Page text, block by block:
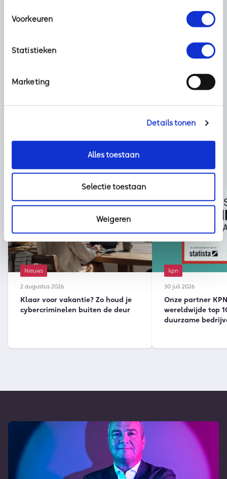
Voorkeuren
Statistieken
Marketing
Details tonen
Alles toestaan
Selectie toestaan
Weigeren
Lees hier tips om productief te blijven tijdens het thuiswerken
Nieuws
2 augustus 2026
Klaar voor vakantie? Zo houd je
cybercriminelen buiten de deur
kpn
30 juli 2026
Onze partner
wereldwijde top
duurzame